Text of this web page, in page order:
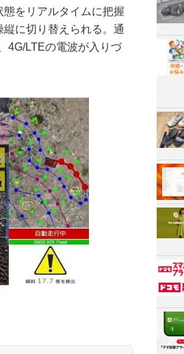
をリアルタイムに把握
に切り替えられる。通
4G/LTEの電波が入りづ